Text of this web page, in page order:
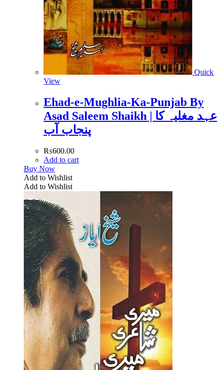
Quick
View
Ehad-e-Mughlia-Ka-Punjab By
Asad Saleem Shaikh | عہد مغلیہ کا
پنجاب آب
₨600.00
Add to cart
Buy Now
Add to Wishlist
Add to Wishlist